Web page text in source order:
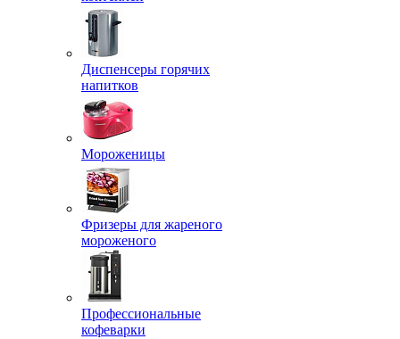
Диспенсеры горячих
напитков
Мороженицы
Фризеры для жареного
мороженого
Профессиональные
кофеварки